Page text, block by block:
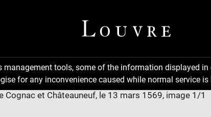
management tools, some of the information displayed
for any inconvenience caused while normal service is